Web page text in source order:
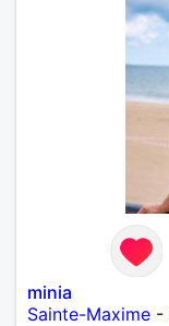
minia
Sainte-Maxime -